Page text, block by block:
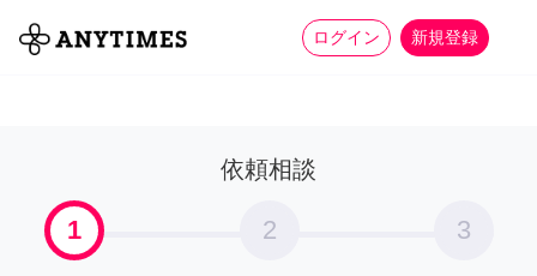
ログイン 新規登録
全て 家事 more_horiz
依頼相談
1 2 3